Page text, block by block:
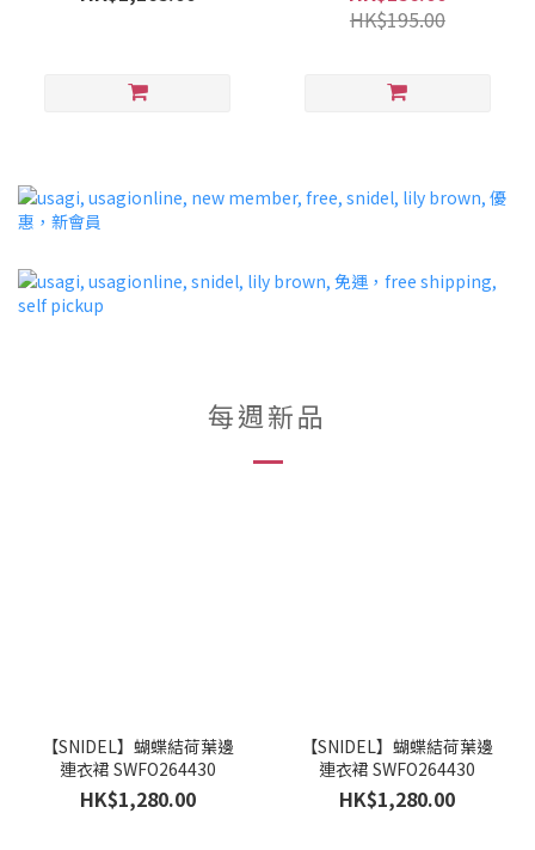
HK$195.00
每週新品
【SNIDEL】蝴蝶結荷葉邊
連衣裙 SWFO264430
HK$1,280.00
【SNIDEL】蝴蝶結荷葉邊
連衣裙 SWFO264430
HK$1,280.00